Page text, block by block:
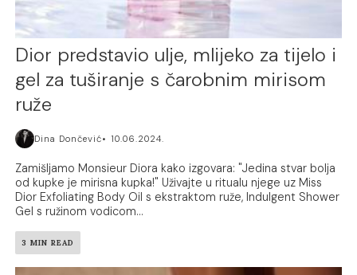
Dior predstavio ulje, mlijeko za tijelo i
gel za tuširanje s čarobnim mirisom
ruže
Dina Dončević 10.06.2024.
Zamišljamo Monsieur Diora kako izgovara: "Jedina stvar bolja
od kupke je mirisna kupka!" Uživajte u ritualu njege uz Miss
Dior Exfoliating Body Oil s ekstraktom ruže, Indulgent Shower
Gel s ružinom vodicom...
3 MIN READ